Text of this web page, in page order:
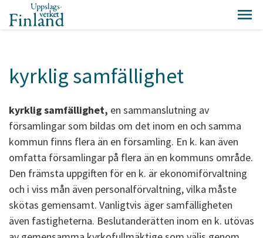
kyrklig samfällighet
kyrklig samfällighet, en sammanslutning av
församlingar som bildas om det inom en och samma
kommun finns flera än en församling. En k. kan även
omfatta församlingar på flera än en kommuns område.
Den främsta uppgiften för en k. är ekonomiförvaltning
och i viss mån även personalförvaltning, vilka måste
skötas gemensamt. Vanligtvis äger samfälligheten
även fastigheterna. Beslutanderätten inom en k. utövas